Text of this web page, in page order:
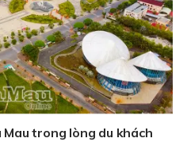
trong lòng du khách